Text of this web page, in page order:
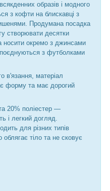
образів і модного
з кофти на блискавці з
Продумана посадка
створювати десятки
носити окремо з джинсами
з футболками
в'язання, матеріал
форму та має дорогий
20% поліестер —
і легкий догляд.
для різних типів
тіло та не сковує